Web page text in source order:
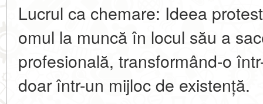
Lucrul ca chemare: Ideea
omul la muncă în locul său a
profesională, transformând-o
doar într-un mijloc de existență.